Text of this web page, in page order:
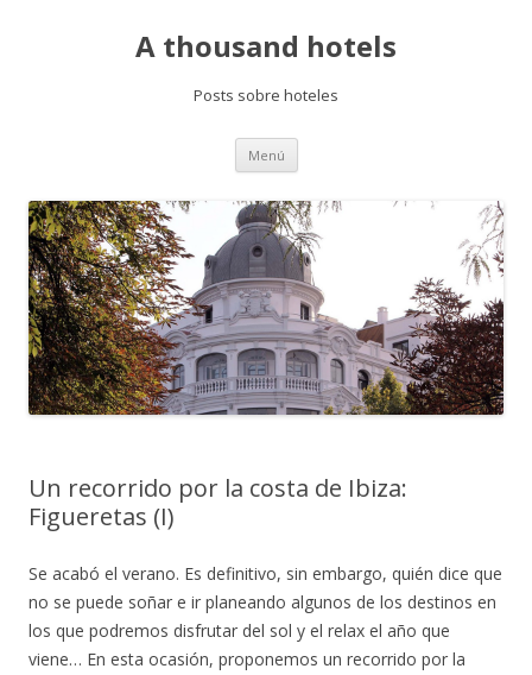
A thousand hotels
Posts sobre hoteles
Menú Saltar
contenido
Un recorrido por la costa de Ibiza:
Figueretas (I)
Se acabó el verano. Es definitivo, sin embargo, quién dice que
no se puede soñar e ir planeando algunos de los destinos en
los que podremos disfrutar del sol y el relax el año que
viene… En esta ocasión, proponemos un recorrido por la